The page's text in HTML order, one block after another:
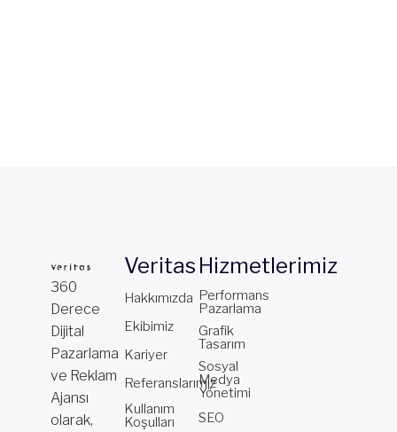
360
Derece
Dijital
Pazarlama
ve Reklam
Ajansı
olarak,
Veritas
Hakkımızda
Ekibimiz
Kariyer
Referanslarımız
Kullanım
Koşulları
Hizmetlerimiz
Performans
Pazarlama
Grafik
Tasarım
Sosyal
Medya
Yönetimi
SEO